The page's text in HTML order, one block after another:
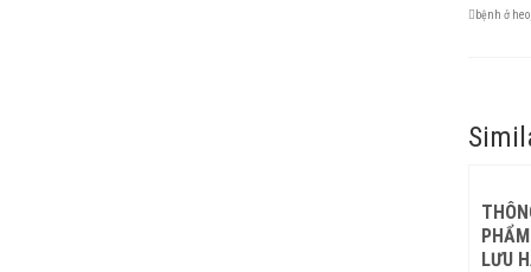
bệnh ở heo
LƯU